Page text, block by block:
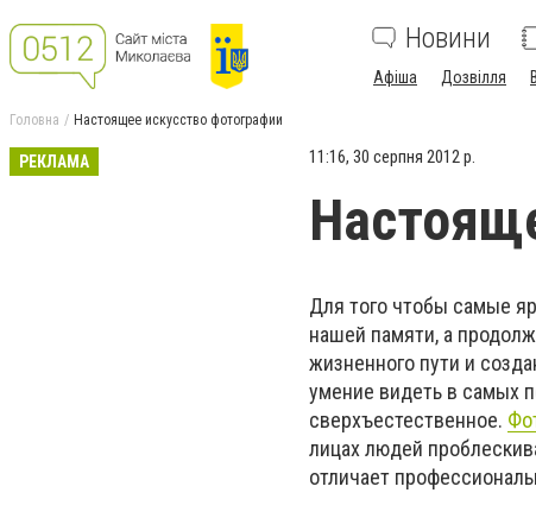
Новини
Афіша Дозвілля
Головна Настоящее искусство фотографии
РЕКЛАМА 11:16, 30 серпня 2012 р.
Для того чтобы самые
нашей памяти, а
жизненного пути и
умение видеть в самых
сверхъестественное.
лицах людей
отличает